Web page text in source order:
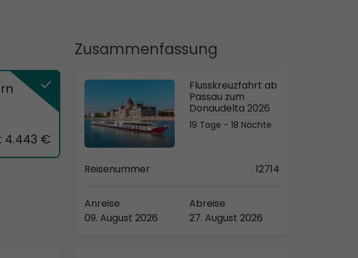
Zusammenfassung
Flusskreuzfahrt ab
Passau zum
Donaudelta 2026
19 Tage - 18 Nächte
Reisenummer 12714
Anreise
09. August 2026
Abreise
27. August 2026
4.443 €